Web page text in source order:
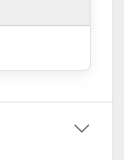
m
Lieferung!